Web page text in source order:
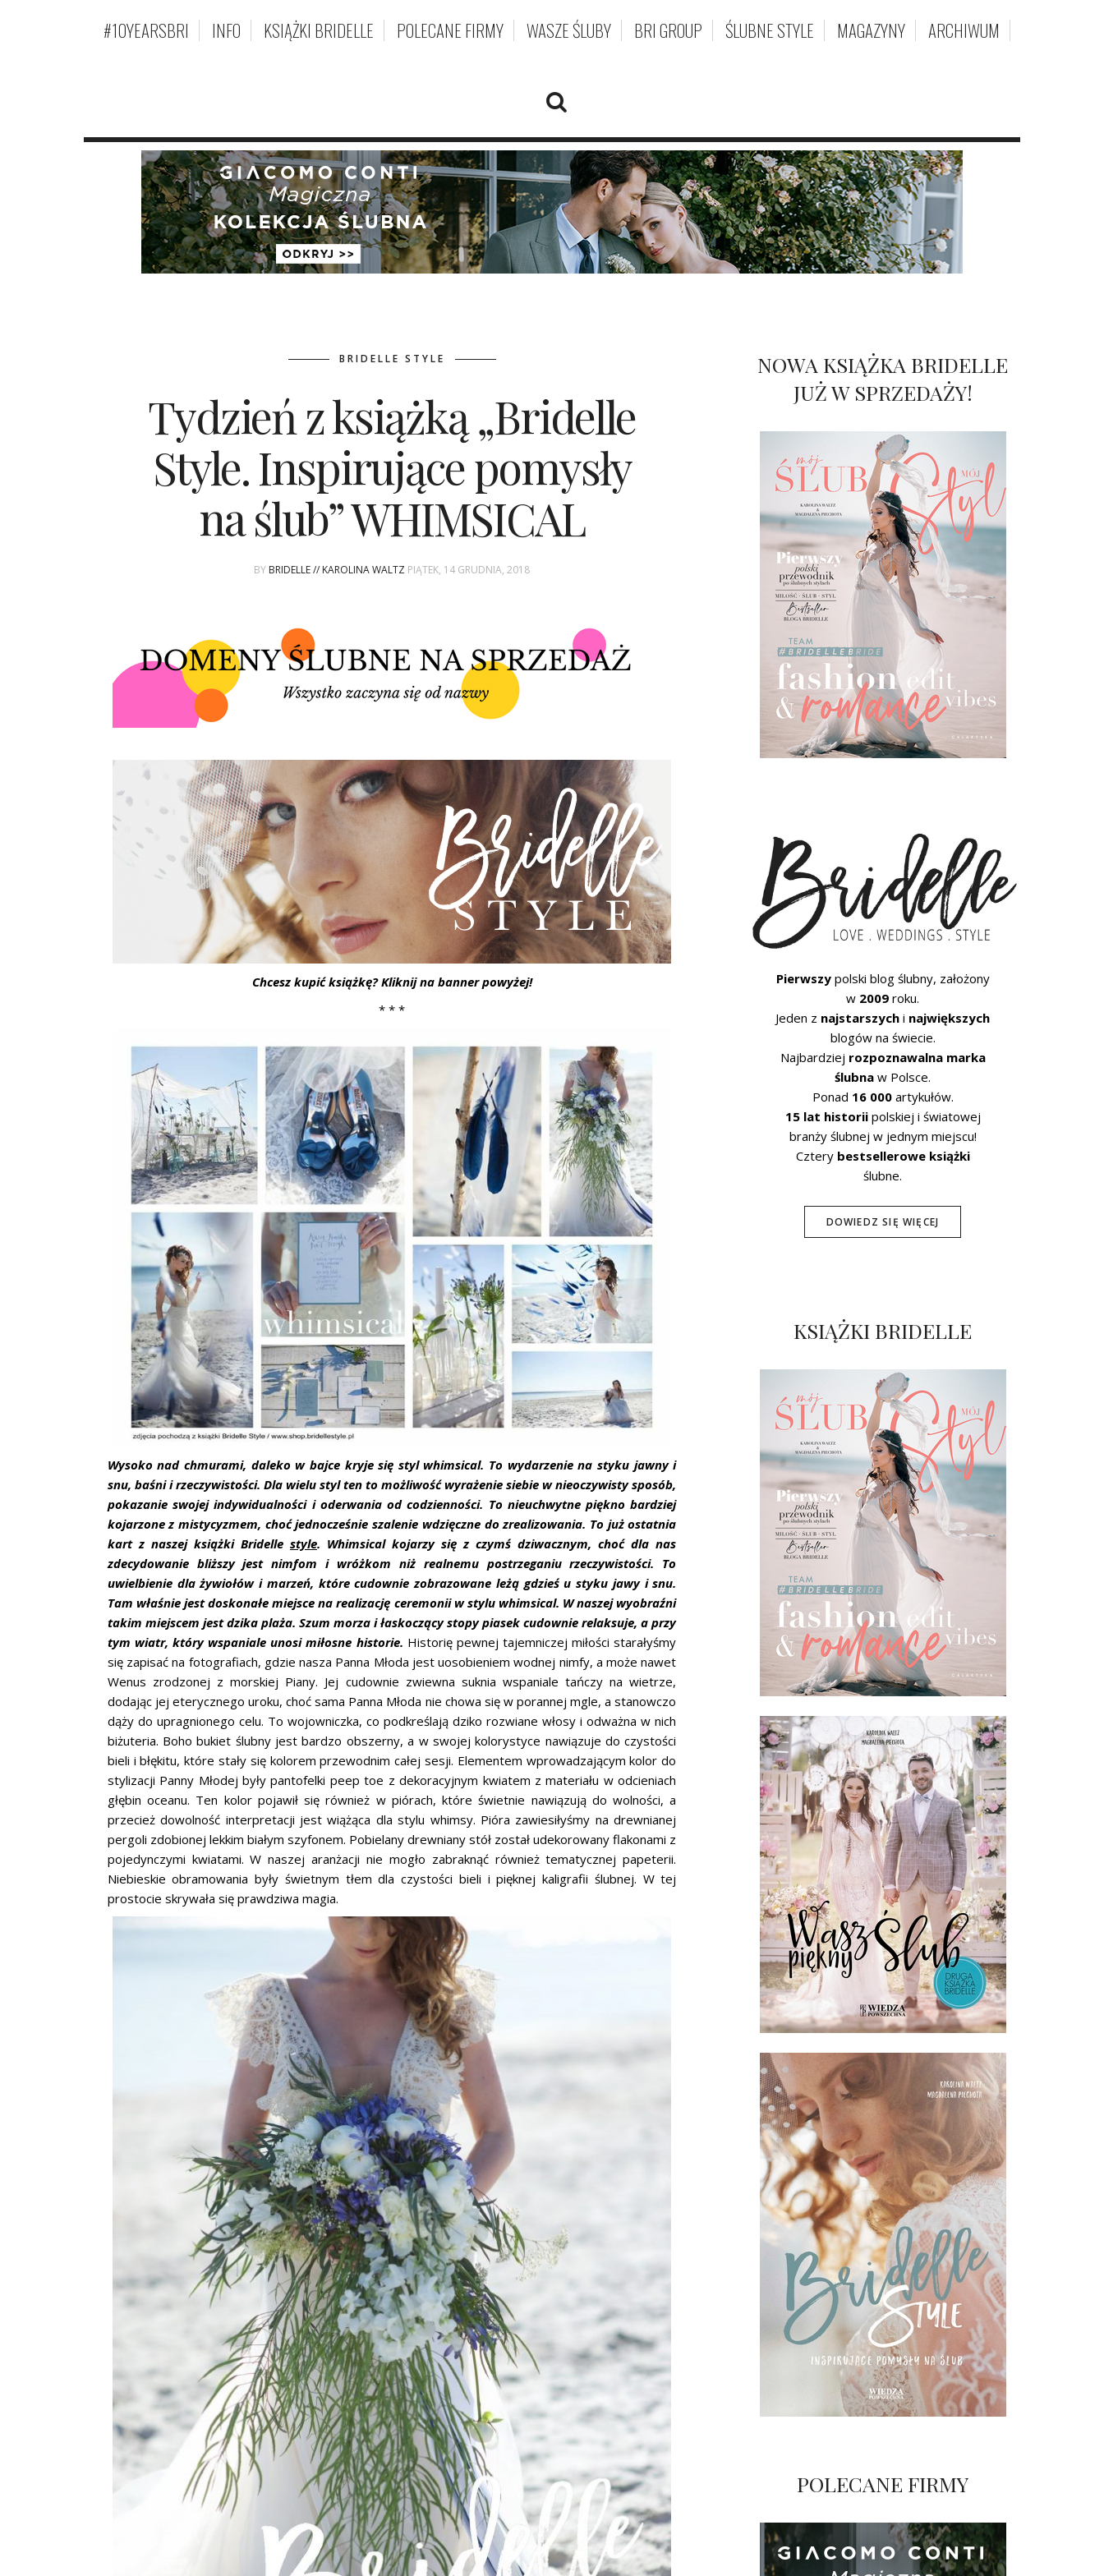
#10YEARSBRI INFO KSIĄŻKI BRIDELLE POLECANE FIRMY WASZE ŚLUBY BRI GROUP ŚLUBNE STYLE MAGAZYNY ARCHIWUM
BRIDELLE STYLE
Tydzień z książką „Bridelle
Style. Inspirujące pomysły
na ślub” WHIMSICAL
BY BRIDELLE // KAROLINA WALTZ PIĄTEK, 14 GRUDNIA, 2018
Chcesz kupić książkę? Kliknij na banner powyżej!
* * *
Wysoko nad chmurami, daleko w bajce kryje się styl whimsical. To wydarzenie na styku jawny i
snu, baśni i rzeczywistości. Dla wielu styl ten to możliwość wyrażenie siebie w nieoczywisty sposób,
pokazanie swojej indywidualności i oderwania od codzienności. To nieuchwytne piękno bardziej
kojarzone z mistycyzmem, choć jednocześnie szalenie wdzięczne do zrealizowania. To już ostatnia
kart z naszej książki Bridelle style. Whimsical kojarzy się z czymś dziwacznym, choć dla nas
zdecydowanie bliższy jest nimfom i wróżkom niż realnemu postrzeganiu rzeczywistości. To
uwielbienie dla żywiołów i marzeń, które cudownie zobrazowane leżą gdzieś u styku jawy i snu.
Tam właśnie jest doskonałe miejsce na realizację ceremonii w stylu whimsical. W naszej wyobraźni
takim miejscem jest dzika plaża. Szum morza i łaskoczący stopy piasek cudownie relaksuje, a przy
tym wiatr, który wspaniale unosi miłosne historie. Historię pewnej tajemniczej miłości starałyśmy
się zapisać na fotografiach, gdzie nasza Panna Młoda jest uosobieniem wodnej nimfy, a może nawet
Wenus zrodzonej z morskiej Piany. Jej cudownie zwiewna suknia wspaniale tańczy na wietrze,
dodając jej eterycznego uroku, choć sama Panna Młoda nie chowa się w porannej mgle, a stanowczo
dąży do upragnionego celu. To wojowniczka, co podkreślają dziko rozwiane włosy i odważna w nich
biżuteria. Boho bukiet ślubny jest bardzo obszerny, a w swojej kolorystyce nawiązuje do czystości
bieli i błękitu, które stały się kolorem przewodnim całej sesji. Elementem wprowadzającym kolor do
stylizacji Panny Młodej były pantofelki peep toe z dekoracyjnym kwiatem z materiału w odcieniach
głębin oceanu. Ten kolor pojawił się również w piórach, które świetnie nawiązują do wolności, a
przecież dowolność interpretacji jest wiążąca dla stylu whimsy. Pióra zawiesiłyśmy na drewnianej
pergoli zdobionej lekkim białym szyfonem. Pobielany drewniany stół został udekorowany flakonami z
pojedynczymi kwiatami. W naszej aranżacji nie mogło zabraknąć również tematycznej papeterii.
Niebieskie obramowania były świetnym tłem dla czystości bieli i pięknej kaligrafii ślubnej. W tej
prostocie skrywała się prawdziwa magia.
NOWA KSIĄŻKA BRIDELLE
JUŻ W SPRZEDAŻY!
Pierwszypolski blog ślubny, założony
w 2009 roku.
Jeden z najstarszych i największych
blogów na świecie.
Najbardziej rozpoznawalna marka
ślubna w Polsce.
Ponad 16 000artykułów.
15 lat historiipolskiej i światowej
branży ślubnej w jednym miejscu!
Cztery bestsellerowe książki
ślubne.
DOWIEDZ SIĘ WIĘCEJ
KSIĄŻKI BRIDELLE
POLECANE FIRMY